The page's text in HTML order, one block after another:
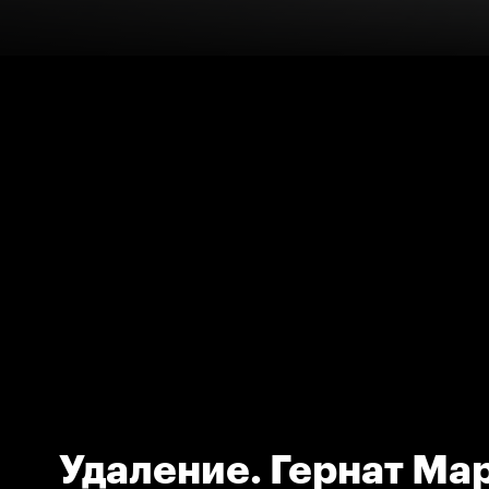
Удаление. Гернат